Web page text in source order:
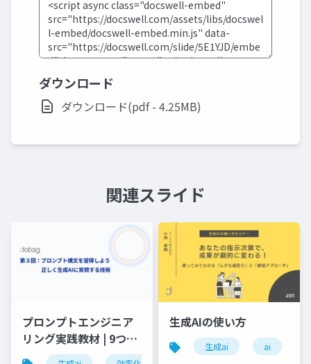
ダウンロード
ダウンロード(pdf - 4.25MB)
関連スライド
プロンプトエンジニア
リング実践教材 | 9つの
構文で業務効率10倍ア
生成AIの使い方
生成ai ai